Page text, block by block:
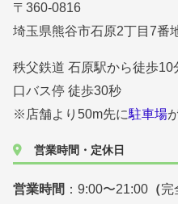
〒360-0816
埼玉県熊谷市石原2丁目7
秩父鉄道 石原駅から徒歩10
口バス停 徒歩30秒
※店舗より50m先に駐車場
営業時間・定休日
営業時間 ：9:00〜21:00 （完